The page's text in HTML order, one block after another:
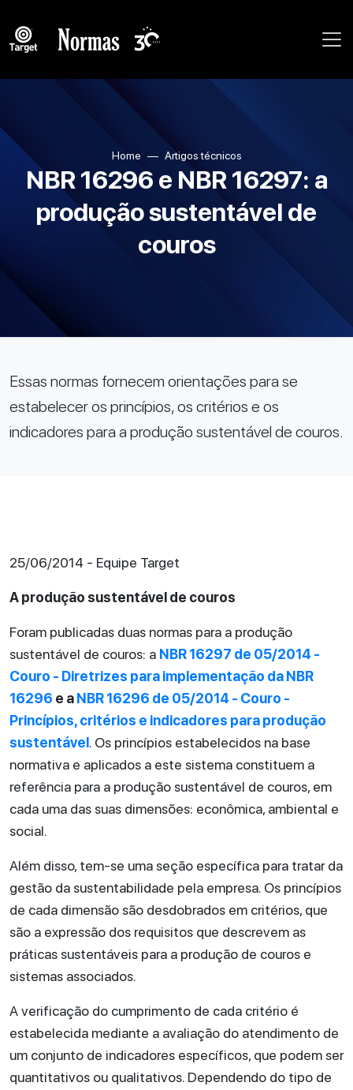
Home Artigos técnicos
NBR 16296 e NBR 16297: a
produção sustentável de
couros
Essas normas fornecem orientações para se
estabelecer os princípios, os critérios e os
indicadores para a produção sustentável de couros.
25/06/2014 - Equipe Target
A produção sustentável de couros
Foram publicadas duas normas para a produção
sustentável de couros: a NBR 16297 de 05/2014 -
Couro - Diretrizes para implementação da NBR
16296 e aNBR 16296 de 05/2014 - Couro -
Princípios, critérios e indicadores para produção
sustentável. Os princípios estabelecidos na base
normativa e aplicados a este sistema constituem a
referência para a produção sustentável de couros, em
cada uma das suas dimensões: econômica, ambiental e
social.
Além disso, tem-se uma seção específica para tratar da
gestão da sustentabilidade pela empresa. Os princípios
de cada dimensão são desdobrados em critérios, que
são a expressão dos requisitos que descrevem as
práticas sustentáveis para a produção de couros e
sistemas associados.
A verificação do cumprimento de cada critério é
estabelecida mediante a avaliação do atendimento de
um conjunto de indicadores específicos, que podem ser
quantitativos ou qualitativos. Dependendo do tipo de